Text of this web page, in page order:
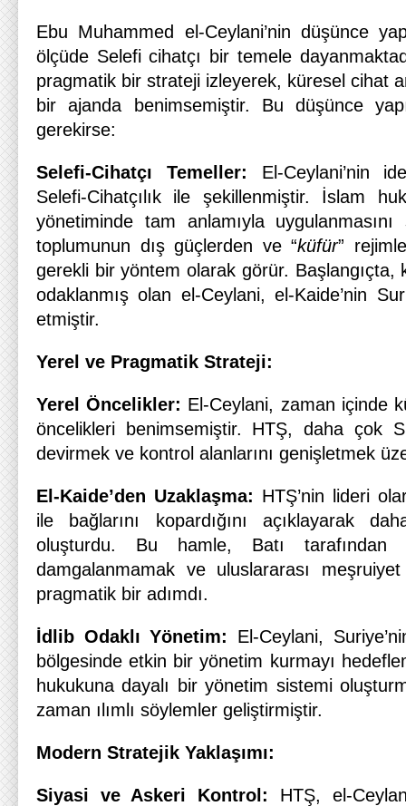
Ebu Muhammed el-Ceylani’nin düşünce
ölçüde Selefi cihatçı bir temele
pragmatik bir strateji izleyerek, küresel cihat
bir ajanda benimsemiştir. Bu düşünce
gerekirse:
Selefi-Cihatçı Temeller: El-Ceylani’nin
Selefi-Cihatçılık ile şekillenmiştir. İslam
yönetiminde tam anlamıyla
toplumunun dış güçlerden ve “küfür”
gerekli bir yöntem olarak görür. Başlangıçta,
odaklanmış olan el-Ceylani, el-Kaide’nin
etmiştir.
Yerel ve Pragmatik Strateji:
Yerel Öncelikler: El-Ceylani, zaman içinde
öncelikleri benimsemiştir. HTŞ, daha çok
devirmek ve kontrol alanlarını genişletmek
El-Kaide’den Uzaklaşma: HTŞ’nin lideri
ile bağlarını kopardığını açıklayarak
oluşturdu. Bu hamle, Batı tarafından
damgalanmamak ve uluslararası
pragmatik bir adımdı.
İdlib Odaklı Yönetim:
El-Ceylani,
bölgesinde etkin bir yönetim kurmayı
hukukuna dayalı bir yönetim sistemi
zaman ılımlı söylemler geliştirmiştir.
Modern Stratejik Yaklaşımı:
Siyasi ve Askeri Kontrol:
HTŞ, el-